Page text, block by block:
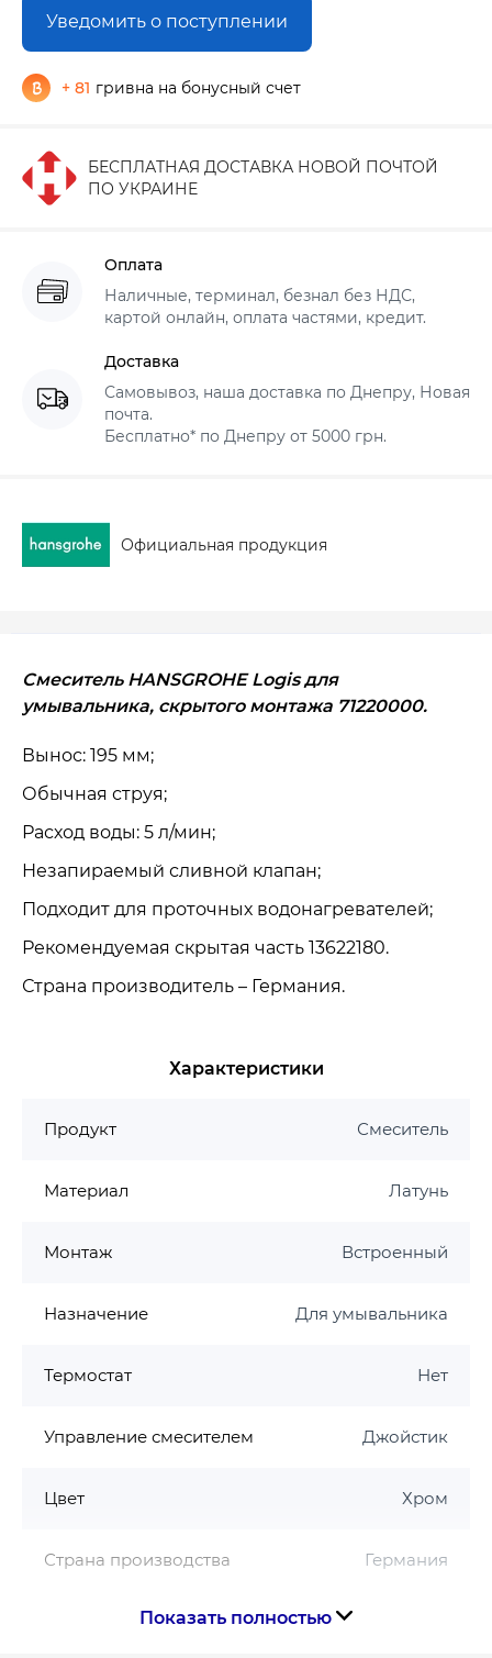
Уведомить о поступлении
+ 81 гривна на бонусный счет
БЕСПЛАТНАЯ ДОСТАВКА НОВОЙ ПОЧТОЙ
ПО УКРАИНЕ
Оплата
Наличные, терминал, безнал без НДС,
картой онлайн, оплата частями, кредит.
Доставка
Самовывоз, наша доставка по Днепру, Новая
почта.
Бесплатно* по Днепру от 5000 грн.
Официальная продукция
Смеситель HANSGROHE Logis для
умывальника, скрытого монтажа 71220000.
Вынос: 195 мм;
Обычная струя;
Расход воды: 5 л/мин;
Незапираемый сливной клапан;
Подходит для проточных водонагревателей;
Рекомендуемая скрытая часть 13622180.
Страна производитель – Германия.
Характеристики
Продукт Смеситель
Материал Латунь
Монтаж Встроенный
Назначение Для умывальника
Термостат Нет
Управление смесителем Джойстик
Цвет Хром
Страна производства Германия
Показать полностью